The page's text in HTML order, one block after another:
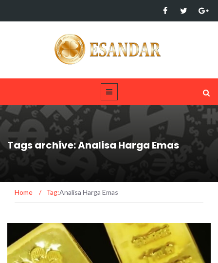
Tags archive: Analisa Harga Emas
Home / Tag:Analisa Harga Emas